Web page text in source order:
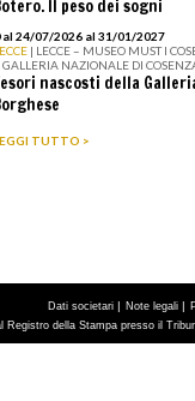
Il peso dei sogni
24/07/2026 al 31/01/2027
| LECCE – MUSEO MUST I
GALLERIA NAZIONALE DI
nascosti della
TUTTO >
Dati societari | Note legali |
della Stampa presso il